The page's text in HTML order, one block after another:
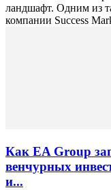
ландшафт. Одним из
компании Success
Как EA Group
венчурных
и...